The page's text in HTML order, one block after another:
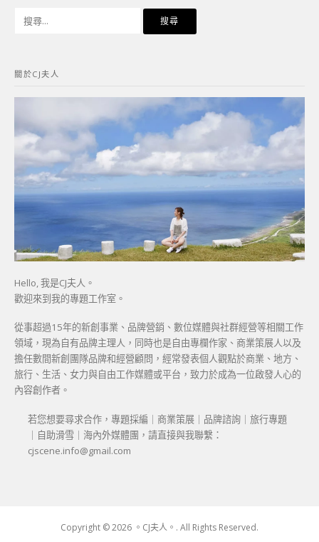
字:
關於CJ夫人
Hello, 我是CJ夫人。
歡迎來到我的專題工作室。
從事超過15年的新創事業、品牌營銷、數位媒體與社群經營等相關工作
領域，現為自有品牌主理人，同時也是自由專欄作家、商業策展人以及
擔任數間新創團隊品牌和經營顧問，經常發表個人觀點於商業、地方、
旅行、生活、女力與自由工作媒體或平台，致力於成為一位啟發人心的
內容創作者。
若您想要尋求合作，專題採編｜商業策展｜品牌諮詢｜旅行專題
｜自助滑雪｜海內外媒體團，請直接與我聯繫：
cjscene.info@gmail.com
Copyright © 2026 。CJ夫人。. All Rights Reserved.